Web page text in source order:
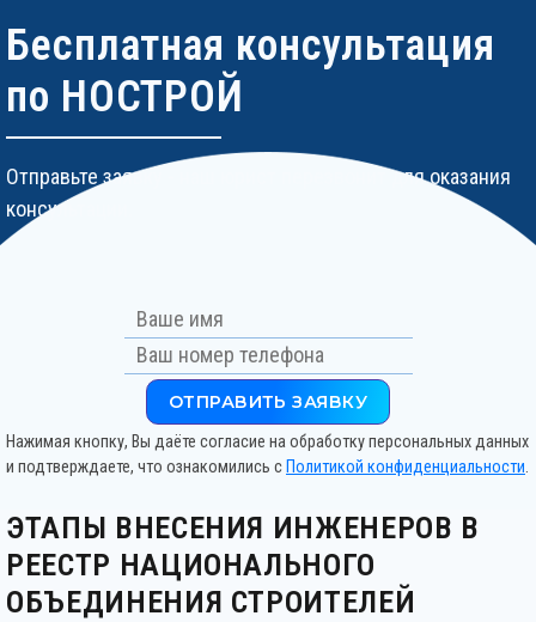
Бесплатная консультация
по НОСТРОЙ
Отправьте заявку - наш юрист перезвонит для оказания
консультации
ОТПРАВИТЬ ЗАЯВКУ
Нажимая кнопку, Вы даёте согласие на обработку персональных данных
и подтверждаете, что ознакомились с Политикой конфиденциальности.
ЭТАПЫ ВНЕСЕНИЯ ИНЖЕНЕРОВ В
РЕЕСТР НАЦИОНАЛЬНОГО
ОБЪЕДИНЕНИЯ СТРОИТЕЛЕЙ